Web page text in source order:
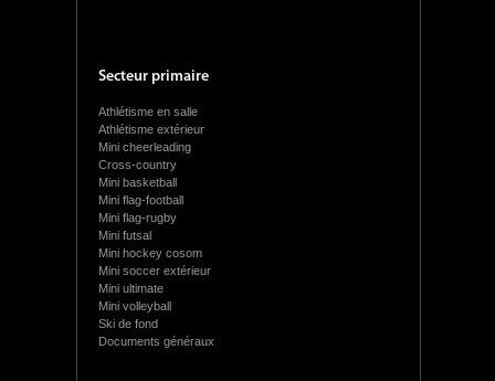
Secteur primaire
Athlétisme en salle
Athlétisme extérieur
Mini cheerleading
Cross-country
Mini basketball
Mini flag-football
Mini flag-rugby
Mini futsal
Mini hockey cosom
Mini soccer extérieur
Mini ultimate
Mini volleyball
Ski de fond
Documents généraux